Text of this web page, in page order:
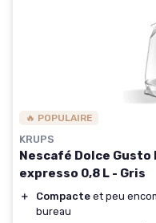
🔥 POPULAIRE
KRUPS
Nescafé Dolce Gusto
expresso 0,8 L - Gris
＋ Compacte et peu
bureau